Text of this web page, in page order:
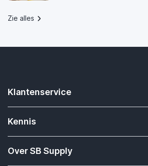
Zie alles
Klantenservice
Contact
Verzending & bezorging
Kennis
Apple Watch bandjes kennisbank
Over SB Supply